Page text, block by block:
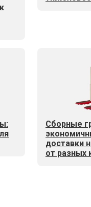
Сборные
доставки
от разных